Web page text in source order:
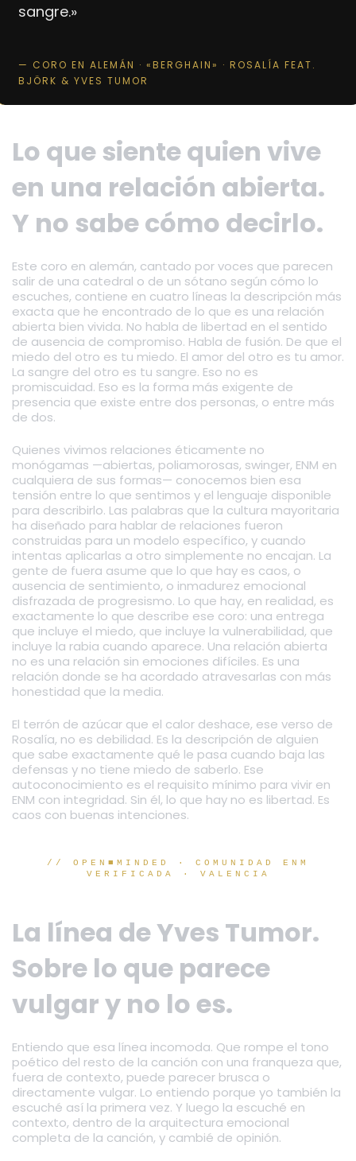
sangre.»
— CORO EN ALEMÁN · «BERGHAIN» · ROSALÍA FEAT.
BJÖRK & YVES TUMOR
Lo que siente quien vive
en una relación abierta.
Y no sabe cómo decirlo.
Este coro en alemán, cantado por voces que parecen
salir de una catedral o de un sótano según cómo lo
escuches, contiene en cuatro líneas la descripción más
exacta que he encontrado de lo que es una relación
abierta bien vivida. No habla de libertad en el sentido
de ausencia de compromiso. Habla de fusión. De que el
miedo del otro es tu miedo. El amor del otro es tu amor.
La sangre del otro es tu sangre. Eso no es
promiscuidad. Eso es la forma más exigente de
presencia que existe entre dos personas, o entre más
de dos.
Quienes vivimos relaciones éticamente no
monógamas —abiertas, poliamorosas, swinger, ENM en
cualquiera de sus formas— conocemos bien esa
tensión entre lo que sentimos y el lenguaje disponible
para describirlo. Las palabras que la cultura mayoritaria
ha diseñado para hablar de relaciones fueron
construidas para un modelo específico, y cuando
intentas aplicarlas a otro simplemente no encajan. La
gente de fuera asume que lo que hay es caos, o
ausencia de sentimiento, o inmadurez emocional
disfrazada de progresismo. Lo que hay, en realidad, es
exactamente lo que describe ese coro: una entrega
que incluye el miedo, que incluye la vulnerabilidad, que
incluye la rabia cuando aparece. Una relación abierta
no es una relación sin emociones difíciles. Es una
relación donde se ha acordado atravesarlas con más
honestidad que la media.
El terrón de azúcar que el calor deshace, ese verso de
Rosalía, no es debilidad. Es la descripción de alguien
que sabe exactamente qué le pasa cuando baja las
defensas y no tiene miedo de saberlo. Ese
autoconocimiento es el requisito mínimo para vivir en
ENM con integridad. Sin él, lo que hay no es libertad. Es
caos con buenas intenciones.
// OPEN■MINDED · COMUNIDAD ENM
VERIFICADA · VALENCIA
La línea de Yves Tumor.
Sobre lo que parece
vulgar y no lo es.
Entiendo que esa línea incomoda. Que rompe el tono
poético del resto de la canción con una franqueza que,
fuera de contexto, puede parecer brusca o
directamente vulgar. Lo entiendo porque yo también la
escuché así la primera vez. Y luego la escuché en
contexto, dentro de la arquitectura emocional
completa de la canción, y cambié de opinión.